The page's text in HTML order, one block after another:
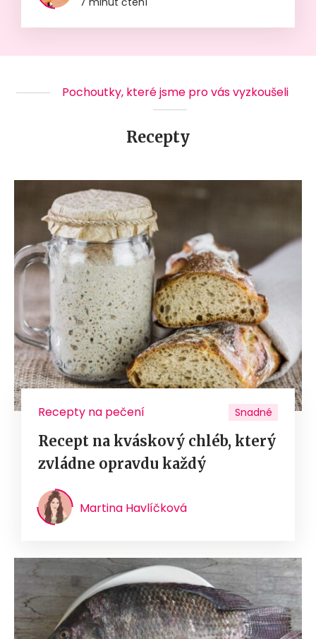
Pochoutky, které jsme pro vás vyzkoušeli
Recepty
Recepty na pečení Snadné
Recept na kváskový chléb, který
zvládne opravdu každý
Martina Havlíčková